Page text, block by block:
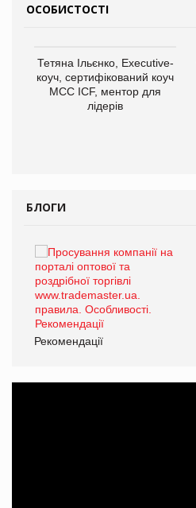
ОСОБИСТОСТІ
Тетяна Ільєнко, Executive-
коуч, сертифікований коуч
МСС ICF, ментор для
лідерів
БЛОГИ
Рекомендації